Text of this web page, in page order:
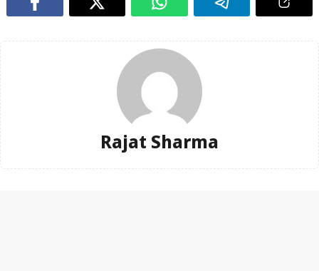
Rajat Sharma